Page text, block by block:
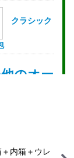
内箱＋ウレ